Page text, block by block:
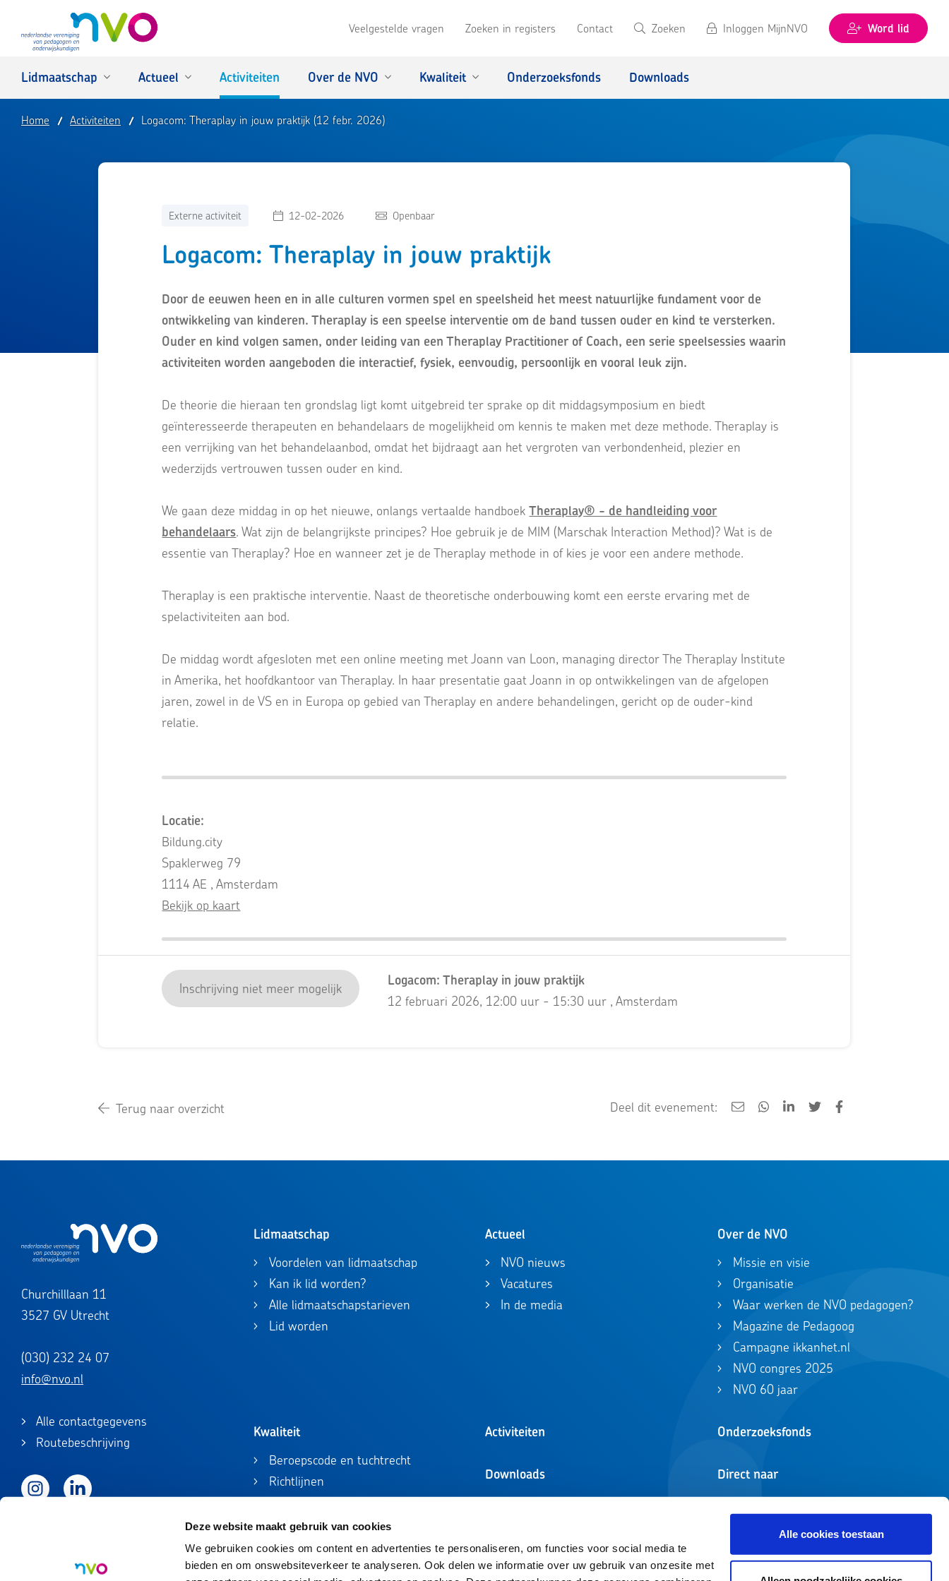
Deze website maakt gebruik van cookies
We gebruiken cookies om content en advertenties te personaliseren, om functies voor social media te
bieden en om onswebsiteverkeer te analyseren. Ook delen we informatie over uw gebruik van onzesite met
Alle cookies toestaan
NVO Veelgestelde vragen Zoeken in registers Contact Zoeken Inloggen MijnNVO Word lid
Lidmaatschap Actueel Activiteiten Over de NVO Kwaliteit Onderzoeksfonds Downloads
Home Activiteiten Logacom: Theraplay in jouw praktijk (12 febr. 2026)
Externe activiteit 12-02-2026 Openbaar
Logacom: Theraplay in jouw praktijk
Door de eeuwen heen en in alle culturen vormen spel en speelsheid het meest natuurlijke fundament voor de
ontwikkeling van kinderen. Theraplay is een speelse interventie om de band tussen ouder en kind te versterken.
Ouder en kind volgen samen, onder leiding van een Theraplay Practitioner of Coach, een serie speelsessies waarin
activiteiten worden aangeboden die interactief, fysiek, eenvoudig, persoonlijk en vooral leuk zijn.
De theorie die hieraan ten grondslag ligt komt uitgebreid ter sprake op dit middagsymposium en biedt
geïnteresseerde therapeuten en behandelaars de mogelijkheid om kennis te maken met deze methode. Theraplay is
een verrijking van het behandelaanbod, omdat het bijdraagt aan het vergroten van verbondenheid, plezier en
wederzijds vertrouwen tussen ouder en kind.
We gaan deze middag in op het nieuwe, onlangs vertaalde handboekTheraplay® - de handleiding voor
behandelaars. Wat zijn de belangrijkste principes? Hoe gebruik je de MIM (Marschak Interaction Method)? Wat is de
essentie van Theraplay? Hoe en wanneer zet je de Theraplay methode in of kies je voor een andere methode.
Theraplay is een praktische interventie. Naast de theoretische onderbouwing komt een eerste ervaring met de
spelactiviteiten aan bod.
De middag wordt afgesloten met een online meeting met Joann van Loon, managing director The Theraplay Institute
in Amerika, het hoofdkantoor van Theraplay. In haar presentatie gaat Joann in op ontwikkelingen van de afgelopen
jaren, zowel in de VS en in Europa op gebied van Theraplay en andere behandelingen, gericht op de ouder-kind
relatie.
Locatie:
Bildung.city
Spaklerweg 79
1114 AE , Amsterdam
Bekijk op kaart
Inschrijving niet meer mogelijk
Logacom: Theraplay in jouw praktijk
12 februari 2026, 12:00 uur - 15:30 uur , Amsterdam
Terug naar overzicht Deel dit evenement:
Churchilllaan 11
3527 GV Utrecht
(030) 232 24 07
info@nvo.nl
Alle contactgegevens
Routebeschrijving
InstagramLinkedIn
Lidmaatschap
Voordelen van lidmaatschap
Kan ik lid worden?
Alle lidmaatschapstarieven
Lid worden
Actueel
NVO nieuws
Vacatures
In de media
Over de NVO
Missie en visie
Organisatie
Waar werken de NVO pedagogen?
Magazine de Pedagoog
Campagne ikkanhet.nl
NVO congres 2025
NVO 60 jaar
Kwaliteit
Beroepscode en tuchtrecht
Richtlijnen
Beroepscompetentieprofielen
Registratie
Accreditatie
Activiteiten Onderzoeksfonds
Downloads
Direct naar
Zoeken in registers